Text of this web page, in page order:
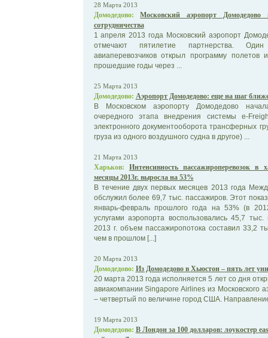
28 Марта 2013
Домодедово:
Московский аэропорт
сотрудничества
1 апреля 2013 года Московский аэропорт
отмечают пятилетие партнерства.
авиаперевозчиков открыл программу
прошедшие годы через ...
25 Марта 2013
Домодедово: Аэропорт Домодедово: еще на шаг
В Московском аэропорту Домодедово
очередного этапа внедрения системы e-
электронного документооборота трансферных
груза из одного воздушного судна в другое) ...
21 Марта 2013
Харьков:
Интенсивность пассажироперевозок в
месяцы 2013г. выросла на 53%
В течение двух первых месяцев 2013 года
обслужил более 69,7 тыс. пассажиров. Этот
январь-февраль прошлого года на 53% (в
услугами аэропорта воспользовались 45,7
2013 г. объем пассажиропотока составил 33,2
чем в прошлом [...]
20 Марта 2013
Домодедово: Из Домодедово в Хьюстон – пять лет
20 марта 2013 года исполняется 5 лет со дня
авиакомпании Singapore Airlines из Московского
– четвертый по величине город США.
19 Марта 2013
Домодедово: В Лондон за 100 долларов: лоукостер